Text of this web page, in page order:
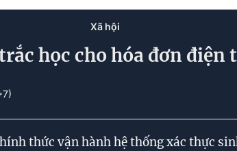
Xã hội
học cho hóa đơn điện
thức vận hành hệ thống xác thực